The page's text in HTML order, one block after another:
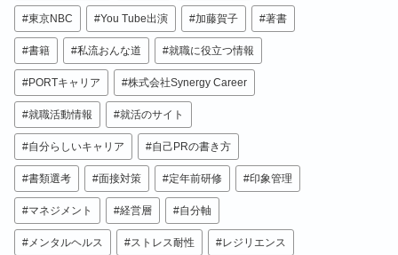
東京NBC You Tube出演 加藤賀子 著書
書籍 私流おんな道 就職に役立つ情報
PORTキャリア 株式会社Synergy Career
就職活動情報 就活のサイト
自分らしいキャリア 自己PRの書き方
書類選考 面接対策 定年前研修 印象管理
マネジメント 経営層 自分軸
メンタルヘルス ストレス耐性 レジリエンス